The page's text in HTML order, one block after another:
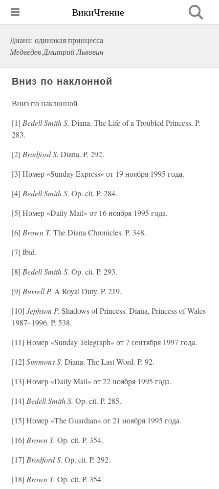
ВикиЧтение
Диана: одинокая принцесса
Медведев Дмитрий Львович
Вниз по наклонной
Вниз по наклонной
[1] Bedell Smith S. Diana. The Life of a Troubled Princess. P.
283.
[2] Bradford S. Diana. P. 292.
[3] Номер «Sunday Express» от 19 ноября 1995 года.
[4] Bedell Smith S. Op. cit. P. 284.
[5] Номер «Daily Mail» от 16 ноября 1995 года.
[6] Brown T. The Diana Chronicles. P. 348.
[7] Ibid.
[8] Bedell Smith S. Op. cit. P. 293.
[9] Burrell P. A Royal Duty. P. 219.
[10] Jephson P. Shadows of Princess. Diana, Princess of Wales
1987–1996. P. 538.
[11] Номер «Sunday Telegraph» от 7 сентября 1997 года.
[12] Simmons S. Diana: The Last Word. P. 92.
[13] Номер «Daily Mail» от 22 ноября 1995 года.
[14] Bedell Smith S. Op. cit. P. 285.
[15] Номер «The Guardian» от 21 ноября 1995 года.
[16] Brown T. Op. cit. P. 354.
[17] Bradford S. Op. cit. P. 292.
[18] Brown T. Op. cit. P. 354.